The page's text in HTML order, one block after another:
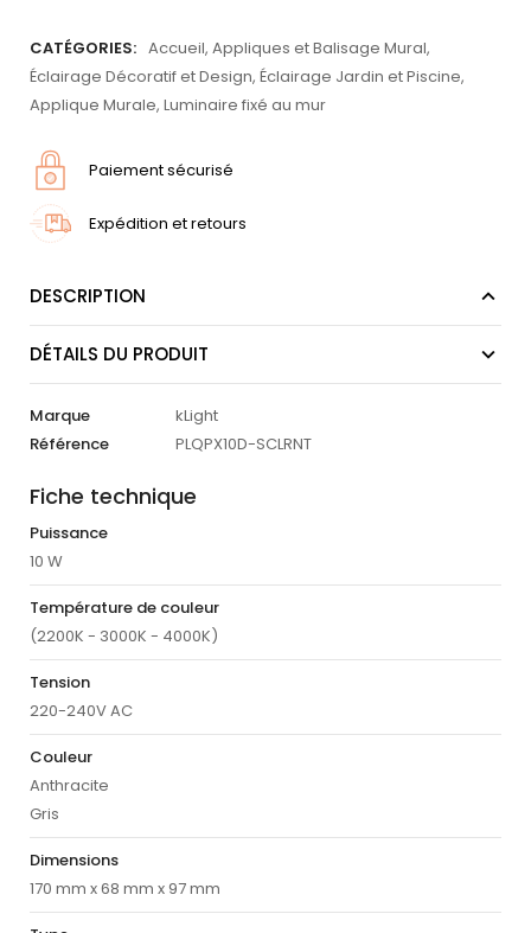
CATÉGORIES: Accueil, Appliques et Balisage Mural,
Éclairage Décoratif et Design, Éclairage Jardin et Piscine,
Applique Murale, Luminaire fixé au mur
Paiement sécurisé
Expédition et retours
DESCRIPTION
DÉTAILS DU PRODUIT
Marque
kLight
Référence
PLQPX10D-SCLRNT
Fiche technique
Puissance
10 W
Température de couleur
(2200K - 3000K - 4000K)
Tension
220-240V AC
Couleur
Anthracite
Gris
Dimensions
170 mm x 68 mm x 97 mm